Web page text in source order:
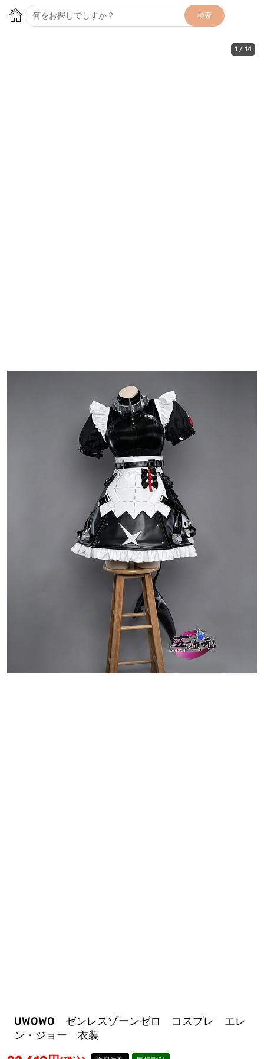
検索
1 / 14
UWOWO ゼンレスゾーンゼロ コスプレ エレ
ン・ジョー 衣装